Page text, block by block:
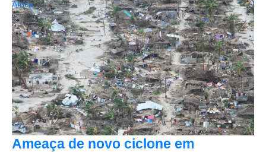
Ameaça de novo ciclone em
África